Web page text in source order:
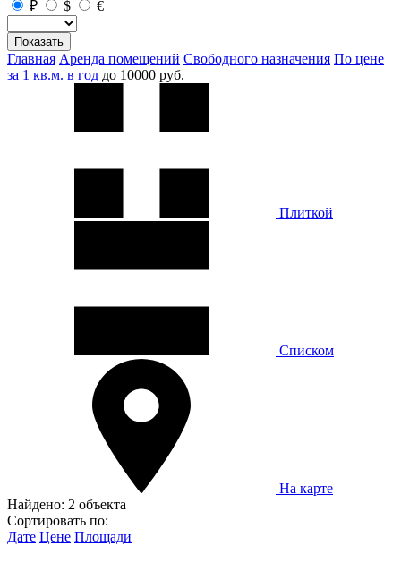
₽ $ €
Показать
Главная Аренда помещений Свободного назначения По цене
за 1 кв.м. в год до 10000 руб.
Плиткой
Списком
На карте
Найдено: 2 объекта
Сортировать по:
Дате Цене Площади